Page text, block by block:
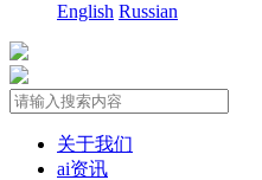
English Russian
关于我们
ai资讯